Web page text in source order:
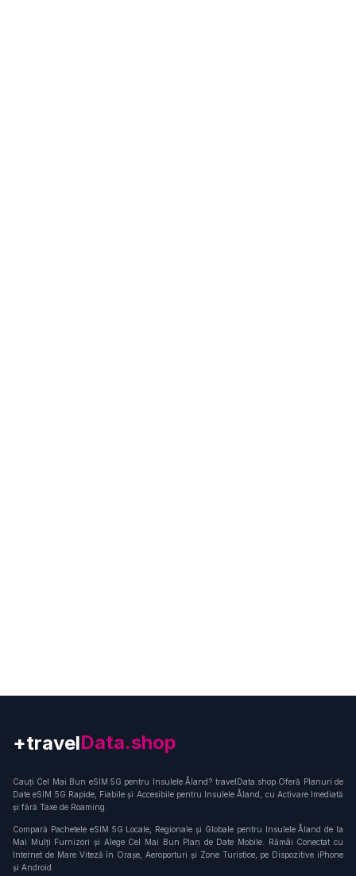
+travelConnection
Cauți Cel Mai Bun eSIM 5G pentru Insulele Åland? travelData.shop Oferă Planuri de
Date eSIM 5G Rapide, Fiabile și Accesibile pentru Insulele Åland, cu Activare Imediată
și fără Taxe de Roaming.
Compară Pachetele eSIM 5G Locale, Regionale și Globale pentru Insulele Åland de la
Mai Mulți Furnizori și Alege Cel Mai Bun Plan de Date Mobile. Rămâi Conectat cu
Internet de Mare Viteză în Orașe, Aeroporturi și Zone Turistice, pe Dispozitive iPhone
și Android.